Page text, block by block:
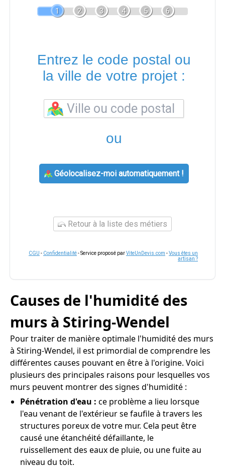
1 2 3 4 5 6
Entrez le code postal ou
la ville de votre projet :
ou
Géolocalisez-moi automatiquement !
Retour à la liste des métiers
CGU - Confidentialité- Service proposé parViteUnDevis.com -Vous êtes un
artisan ?
Causes de l'humidité des
murs à Stiring-Wendel
Pour traiter de manière optimale l'humidité des murs
à Stiring-Wendel, il est primordial de comprendre les
différentes causes pouvant en être à l'origine. Voici
plusieurs des principales raisons pour lesquelles vos
murs peuvent montrer des signes d'humidité :
Pénétration d'eau : ce problème a lieu lorsque
l'eau venant de l'extérieur se faufile à travers les
structures poreux de votre mur. Cela peut être
causé une étanchéité défaillante, le
ruissellement des eaux de pluie, ou une fuite au
niveau du toit.